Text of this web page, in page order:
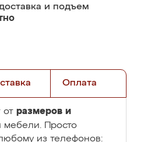
и подъем
Оплата
от размеров и
мебели. Просто
из телефонов: